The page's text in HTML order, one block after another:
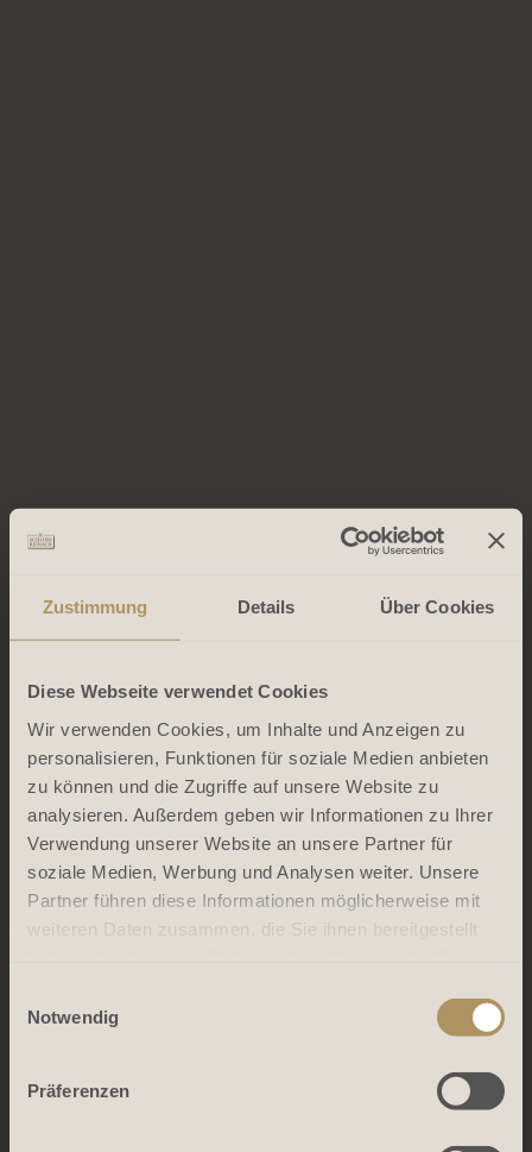
Zustimmung Details Über Cookies
Diese Webseite verwendet Cookies
Wir verwenden Cookies, um Inhalte und Anzeigen zu
personalisieren, Funktionen für soziale Medien anbieten
zu können und die Zugriffe auf unsere Website zu
analysieren. Außerdem geben wir Informationen zu Ihrer
Verwendung unserer Website an unsere Partner für
soziale Medien, Werbung und Analysen weiter. Unsere
Partner führen diese Informationen möglicherweise mit
weiteren Daten zusammen, die Sie ihnen bereitgestellt
Notwendig
Präferenzen